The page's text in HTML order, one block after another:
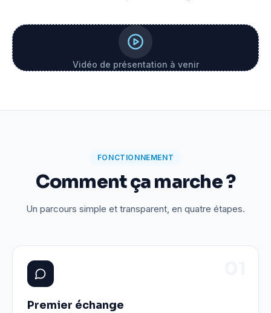
Vidéo de présentation à venir
FONCTIONNEMENT
Comment ça marche ?
Un parcours simple et transparent, en quatre étapes.
Premier échange